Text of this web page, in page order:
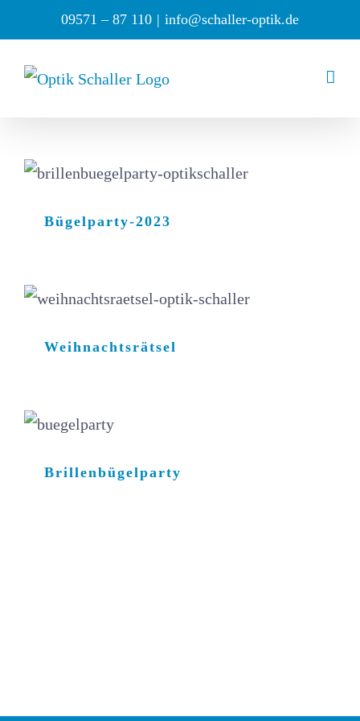
Inhalt
springen
09571 – 87 110 | info@schaller-optik.de
Bügelparty-2023
Weihnachtsrätsel
Brillenbügelparty